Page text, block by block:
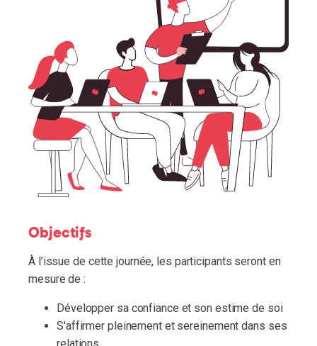
Objectifs
À l’issue de cette journée, les participants seront en
mesure de :
Développer sa confiance et son estime de soi
S'affirmer pleinement et sereinement dans ses